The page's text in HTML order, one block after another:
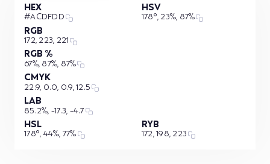
HEX
#ACDFDD
RGB
172, 223, 221
RGB %
67%, 87%, 87%
CMYK
22.9, 0.0, 0.9, 12.5
LAB
85.2%, -17.3, -4.7
HSL
178°, 44%, 77%
HSV
178°, 23%, 87%
RYB
172, 198, 223